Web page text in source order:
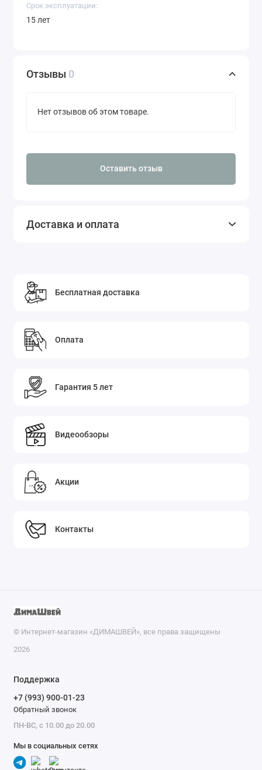
Срок эксплуатации:
15 лет
Отзывы 0
Нет отзывов об этом товаре.
Оставить отзыв
Доставка и оплата
Бесплатная доставка
Оплата
Гарантия 5 лет
Видеообзоры
Акции
Контакты
© Интернет-магазин «ДИМАШВЕЙ», все права защищены
2026
Поддержка
+7 (993) 900-01-23
Обратный звонок
ПН-ВС, с 10.00 до 20.00
Мы в социальных сетях